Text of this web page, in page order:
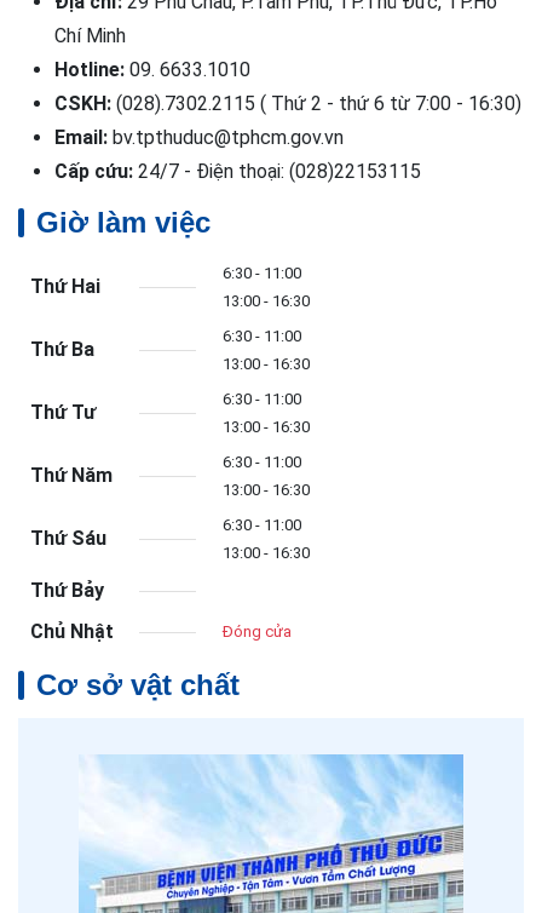
Chí Minh
Hotline: 09. 6633.1010
CSKH: (028).7302.2115 ( Thứ 2 - thứ 6 từ 7:00 - 16:30)
Email: bv.tpthuduc@tphcm.gov.vn
Cấp cứu: 24/7 - Điện thoại: (028)22153115
Giờ làm việc
Thứ Hai
6:30 - 11:00
13:00 - 16:30
Thứ Ba
6:30 - 11:00
13:00 - 16:30
Thứ Tư
6:30 - 11:00
13:00 - 16:30
Thứ Năm
6:30 - 11:00
13:00 - 16:30
Thứ Sáu
6:30 - 11:00
13:00 - 16:30
Thứ Bảy
Chủ Nhật
Đóng cửa
Cơ sở vật chất